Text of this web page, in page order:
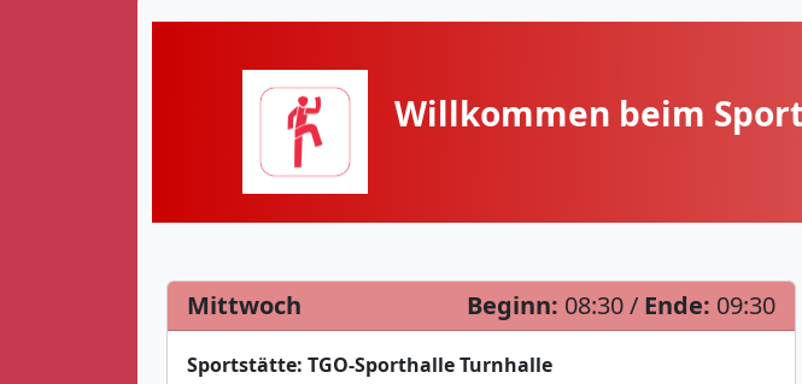
Willkommen beim
Mittwoch Beginn: 08:30 / Ende: 09:30
Sportstätte: TGO-Sporthalle Turnhalle